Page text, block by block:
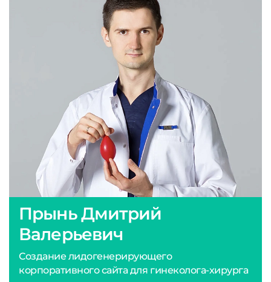
Прынь Дмитрий
Валерьевич
Создание лидогенерирующего
корпоративного сайта для гинеколога-хирурга